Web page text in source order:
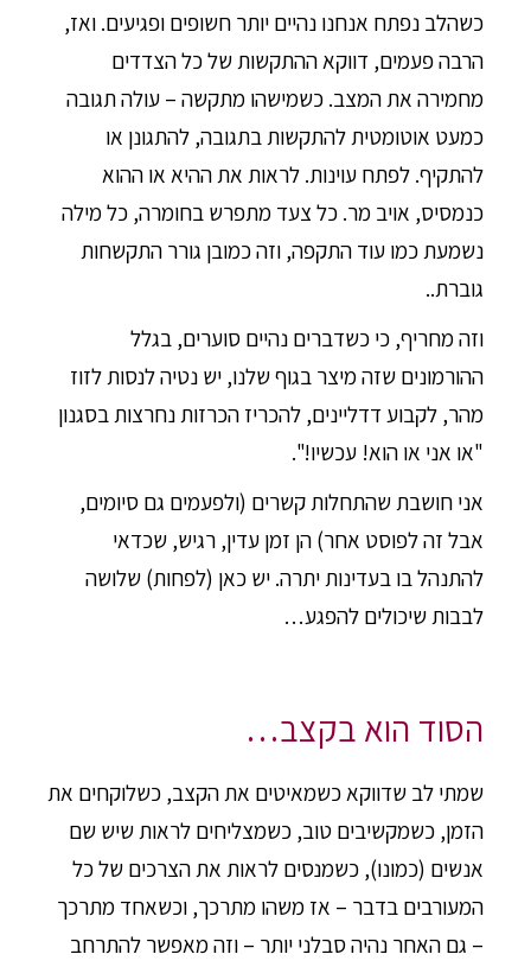
כשהלב נפתח אנחנו נהיים יותר חשופים ופגיעים. ואז,
הרבה פעמים, דווקא ההתקשות של כל הצדדים
מחמירה את המצב. כשמישהו מתקשה – עולה תגובה
כמעט אוטומטית להתקשות בתגובה, להתגונן או
להתקיף. לפתח עוינות. לראות את ההיא או ההוא
כנמסיס, אויב מר. כל צעד מתפרש בחומרה, כל מילה
נשמעת כמו עוד התקפה, וזה כמובן גורר התקשחות
גוברת..
וזה מחריף, כי כשדברים נהיים סוערים, בגלל
ההורמונים שזה מיצר בגוף שלנו, יש נטיה לנסות לזוז
מהר, לקבוע דדליינים, להכריז הכרזות נחרצות בסגנון
"או אני או הוא! עכשיו!".
אני חושבת שהתחלות קשרים (ולפעמים גם סיומים,
אבל זה לפוסט אחר) הן זמן עדין, רגיש, שכדאי
להתנהל בו בעדינות יתרה. יש כאן (לפחות) שלושה
לבבות שיכולים להפגע…
הסוד הוא בקצב…
שמתי לב שדווקא כשמאיטים את הקצב, כשלוקחים את
הזמן, כשמקשיבים טוב, כשמצליחים לראות שיש שם
אנשים (כמונו), כשמנסים לראות את הצרכים של כל
המעורבים בדבר – אז משהו מתרכך, וכשאחד מתרכך
– גם האחר נהיה סבלני יותר – וזה מאפשר להתרחב